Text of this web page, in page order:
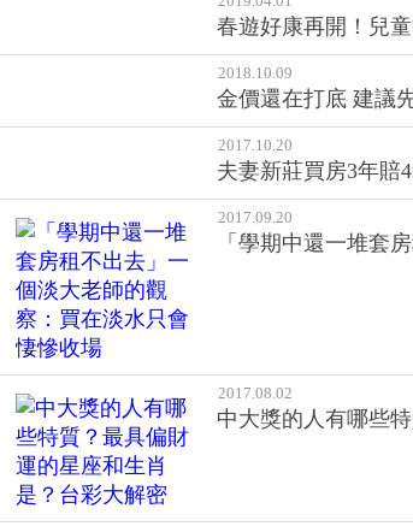
2017.10.20
夫妻新莊買房3年賠
2017.09.20
「學期中還一堆套
2017.08.02
中大獎的人有哪些
2017.01.24
年終縮水紅包怎麼
房價跌10年就會反